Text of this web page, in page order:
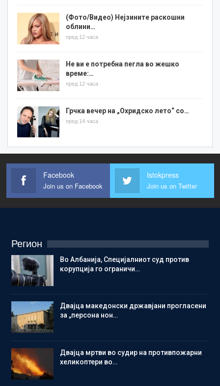
(Фото/Видео) Нејзините раскошни
облини…
пред 12 часа
Не ви е потребна пегла во жешко
време:…
пред 12 часа
Грчка вечер на „Охридско лето“ со…
пред 14 часа
Facebook
Join us on Facebook
Istokpress
Join us on Twitter
Регион
Во Албанија, Специјалниот суд против
корупција го ограничи…
Двајца македонски државјани прогласени
за „персона нон…
Двајца мртви во судир на противпожарни
хеликоптери во…